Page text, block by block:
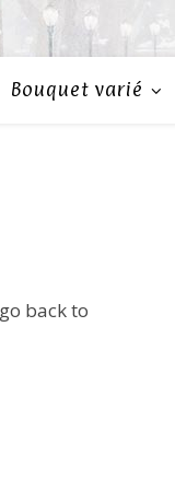
Bouquet varié
back to